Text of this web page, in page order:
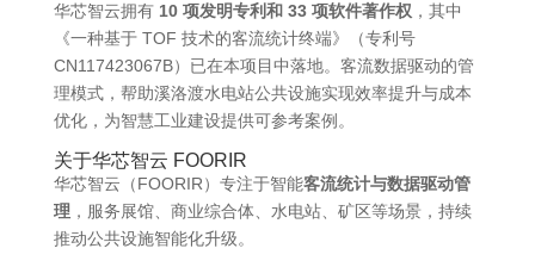
华芯智云拥有 10 项发明专利和 33 项软件著作权 ，其中
《一种基于 TOF 技术的客流统计终端》（专利号
CN117423067B）已在本项目中落地。客流数据驱动的管
理模式，帮助溪洛渡水电站公共设施实现效率提升与成本
优化，为智慧工业建设提供可参考案例。
关于华芯智云 FOORIR
华芯智云（FOORIR）专注于智能客流统计与数据驱动管
理，服务展馆、商业综合体、水电站、矿区等场景，持续
推动公共设施智能化升级。